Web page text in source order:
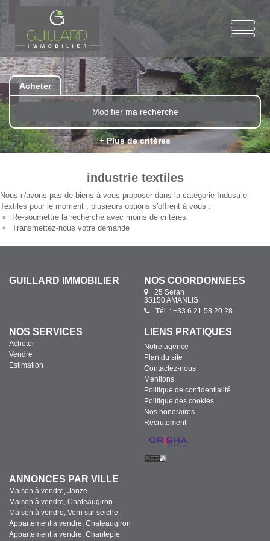
Acheter
Modifier ma recherche
+ Plus de critères
industrie textiles
Nous n'avons pas de biens à vous proposer dans la catégorie Industrie
Textiles pour le moment , plusieurs options s'offrent à vous :
Re-soumettre la recherche avec moins de critères.
Transmettez-nous votre demande
GUILLARD IMMOBILIER NOS COORDONNÉES
25 Seran
35150 AMANLIS
Tél. : +33 6 21 58 20 28
NOS SERVICES
Acheter
Vendre
Estimation
LIENS PRATIQUES
Notre agence
Plan du site
Contactez-nous
Mentions
Politique de confidentialité
Politique des cookies
Nos honoraires
Recrutement
ANNONCES PAR VILLE
Maison à vendre, Janze
Maison à vendre, Chateaugiron
Maison à vendre, Vern sur seiche
Appartement à vendre, Chateaugiron
Appartement à vendre, Chantepie